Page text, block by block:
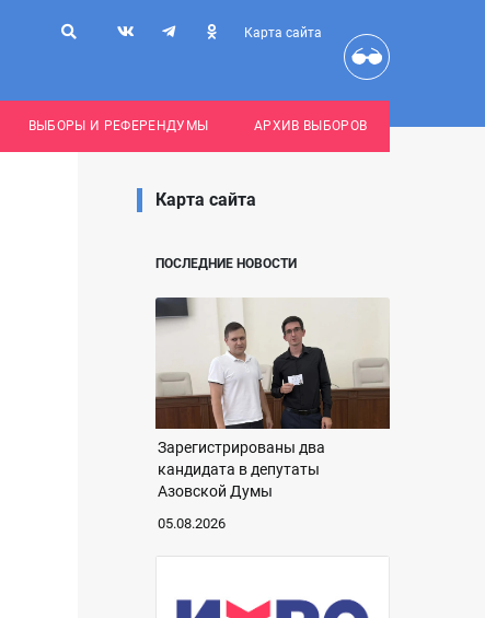
Карта сайта
ВЫБОРЫ И РЕФЕРЕНДУМЫ АРХИВ ВЫБОРОВ
Карта сайта
ПОСЛЕДНИЕ НОВОСТИ
Зарегистрированы два
кандидата в депутаты
Азовской Думы
05.08.2026